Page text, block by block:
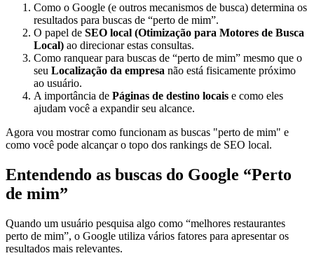
Como o Google (e outros mecanismos de busca) determina os
resultados para buscas de “perto de mim”.
O papel de SEO local (Otimização para Motores de Busca
Local) ao direcionar estas consultas.
Como ranquear para buscas de “perto de mim” mesmo que o
seu Localização da empresa não está fisicamente próximo
ao usuário.
A importância de Páginas de destino locais e como eles
ajudam você a expandir seu alcance.
Agora vou mostrar como funcionam as buscas "perto de mim" e
como você pode alcançar o topo dos rankings de SEO local.
Entendendo as buscas do Google “Perto
de mim”
Quando um usuário pesquisa algo como “melhores restaurantes
perto de mim”, o Google utiliza vários fatores para apresentar os
resultados mais relevantes.